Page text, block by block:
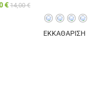
€ 14,00€
ΕΚΚΑΘΑΡΙΣΗ